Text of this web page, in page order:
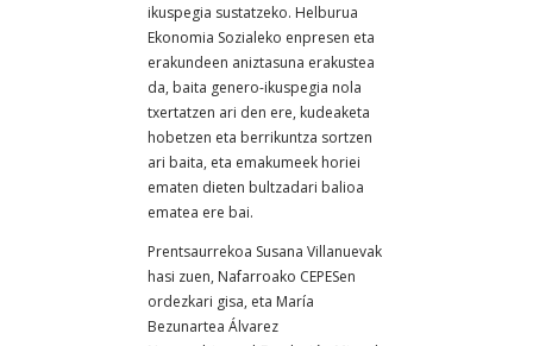
ikuspegia sustatzeko. Helburua
Ekonomia Sozialeko enpresen eta
erakundeen aniztasuna erakustea
da, baita genero-ikuspegia nola
txertatzen ari den ere, kudeaketa
hobetzen eta berrikuntza sortzen
ari baita, eta emakumeek horiei
ematen dieten bultzadari balioa
ematea ere bai.
Prentsaurrekoa Susana Villanuevak
hasi zuen, Nafarroako CEPESen
ordezkari gisa, eta María
Bezunartea Álvarez